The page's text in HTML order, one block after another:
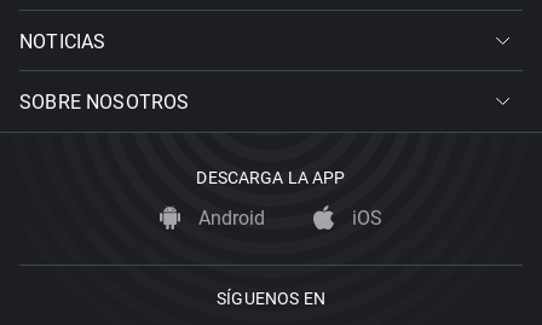
NOTICIAS
SOBRE NOSOTROS
DESCARGA LA APP
Android iOS
SÍGUENOS EN